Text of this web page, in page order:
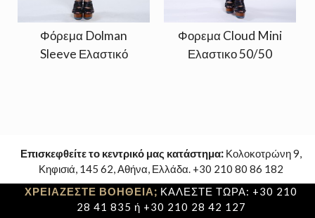
Φόρεμα Dolman
Sleeve Ελαστικό
Φορεμα Cloud Mini
Ελαστικο 50/50
Επισκεφθείτε το κεντρικό μας κατάστημα: Κολοκοτρώνη 9,
Κηφισιά, 145 62, Αθήνα, Ελλάδα. +30 210 80 86 182
ΧΡΕΙΑΖΕΣΤΕ ΒΟΗΘΕΙΑ; ΚΑΛΕΣΤΕ ΤΩΡΑ: +30 210
28 41 835 ή +30 210 28 42 127